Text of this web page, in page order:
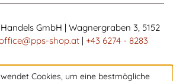
GmbH | Wagnergraben 3, 5152
shop.at | +43 6274 - 8283
Cookies, um eine bestmögliche